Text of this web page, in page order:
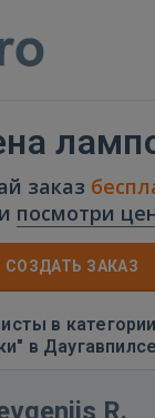
заказ
посмотри
СОЗДАТЬ ЗАКАЗ
в
в Даугавпилсе
R.